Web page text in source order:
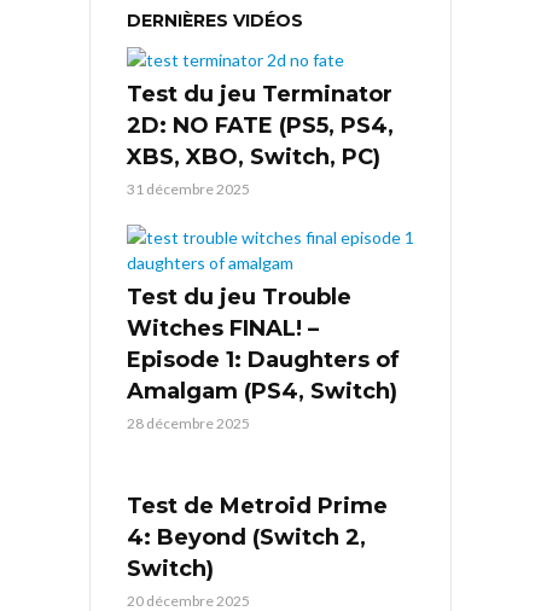
DERNIÈRES VIDÉOS
Test du jeu Terminator
2D: NO FATE (PS5, PS4,
XBS, XBO, Switch, PC)
31 décembre 2025
Test du jeu Trouble
Witches FINAL! –
Episode 1: Daughters of
Amalgam (PS4, Switch)
28 décembre 2025
Test de Metroid Prime
4: Beyond (Switch 2,
Switch)
20 décembre 2025